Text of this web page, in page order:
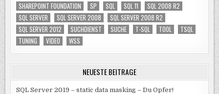
SHAREPOINT FOUNDATION
SP SQL SQL 11
SQL 2008 R2
SQL SERVER
SQL SERVER 2008
SQL SERVER 2008 R2
SQL SERVER 2012
SUCHDIENST SUCHE T-SQL TOOL
TSQL
TUNING
VIDEO WSS
NEUESTE BEITRÄGE
SQL Server 2019 – static data masking – Du Opfer!